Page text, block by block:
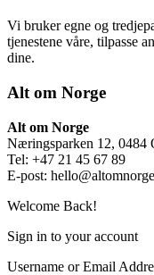
Vi bruker egne og
tjenestene våre, tilpasse
dine.
Alt om Norge
Alt om Norge
Næringsparken 12, 0484
Tel: +47 21 45 67 89
E-post:
Welcome Back!
Sign in to your account
Username or Email